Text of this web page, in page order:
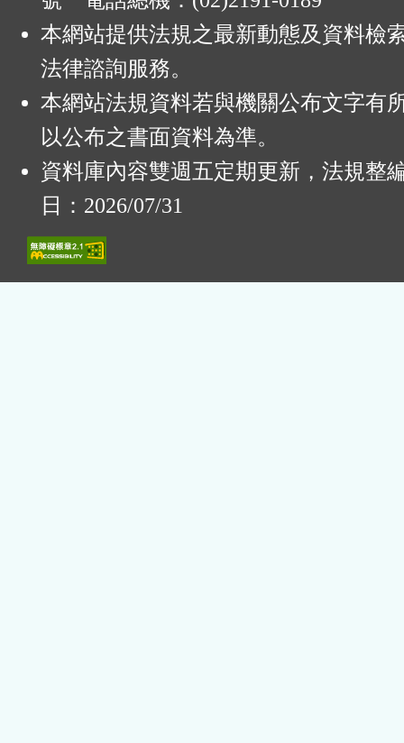
本網站提供法規之最新動態及資料檢
法律諮詢服務。
本網站法規資料若與機關公布文字有
以公布之書面資料為準。
資料庫內容雙週五定期更新，法規整
日：2026/07/31